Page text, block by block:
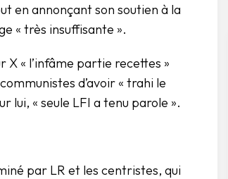
en annonçant son soutien à la
« très insuffisante ».
X « l’infâme partie recettes »
d’avoir « trahi le
lui, « seule LFI a tenu parole ».
par LR et les centristes, qui